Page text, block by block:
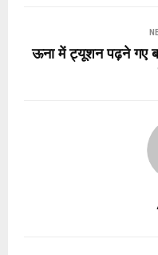
ऊना में ट्यूशन पढ़ने गए